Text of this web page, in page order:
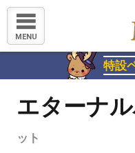
MENU
特設
エターナ
ット